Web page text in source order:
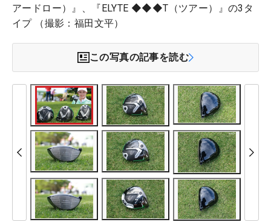
アードロー）』、『ELYTE ◆◆◆T（ツアー）』の3タ
イプ （撮影：福田文平）
この写真の記事を読む